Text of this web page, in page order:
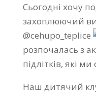
Сьогодні хочу
захоплюючий
@cehupo_teplice
розпочалась з
підлітків, які
Наш дитячий